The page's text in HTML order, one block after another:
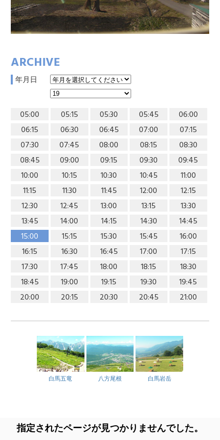
ARCHIVE
年月日
05:00 05:15 05:30 05:45
06:00
06:15
06:30 06:45 07:00
07:15
07:30
07:45 08:00 08:15
08:30
08:45
09:00 09:15 09:30
09:45
10:00
10:15 10:30 10:45
11:00
11:15
11:30 11:45 12:00
12:15
12:30
12:45 13:00 13:15
13:30
13:45
14:00 14:15 14:30
14:45
15:00
15:15 15:30 15:45
16:00
16:15
16:30 16:45 17:00
17:15
17:30
17:45 18:00 18:15
18:30
18:45
19:00 19:15 19:30
19:45
20:00
20:15 20:30 20:45 21:00
白馬五竜 八方尾根 白馬岩岳